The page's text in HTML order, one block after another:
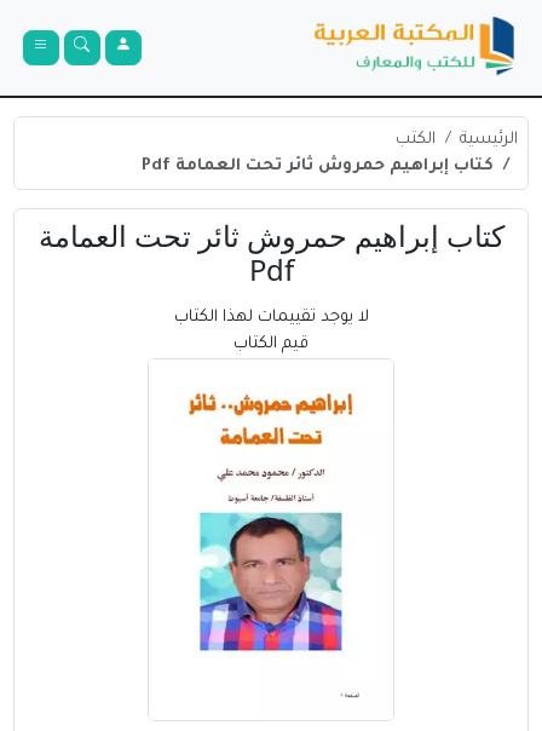
الرئيسية
الكتب
كتاب إبراهيم حمروش ثائر تحت العمامة Pdf
كتاب إبراهيم حمروش ثائر تحت العمامة
Pdf
لا يوجد تقييمات لهذا الكتاب
قيم الكتاب